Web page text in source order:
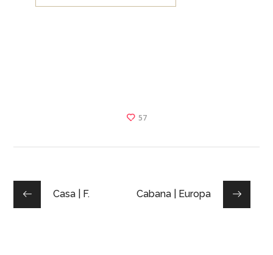
57
Casa | F. Cabana | Europa